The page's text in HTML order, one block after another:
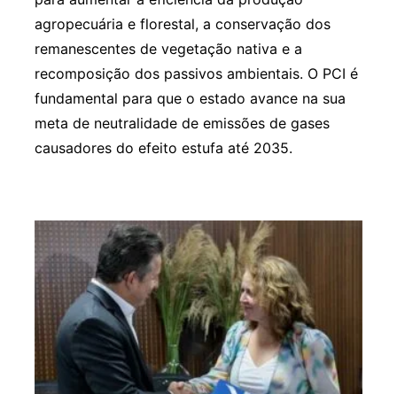
agropecuária e florestal, a conservação dos
remanescentes de vegetação nativa e a
recomposição dos passivos ambientais. O PCI é
fundamental para que o estado avance na sua
meta de neutralidade de emissões de gases
causadores do efeito estufa até 2035.